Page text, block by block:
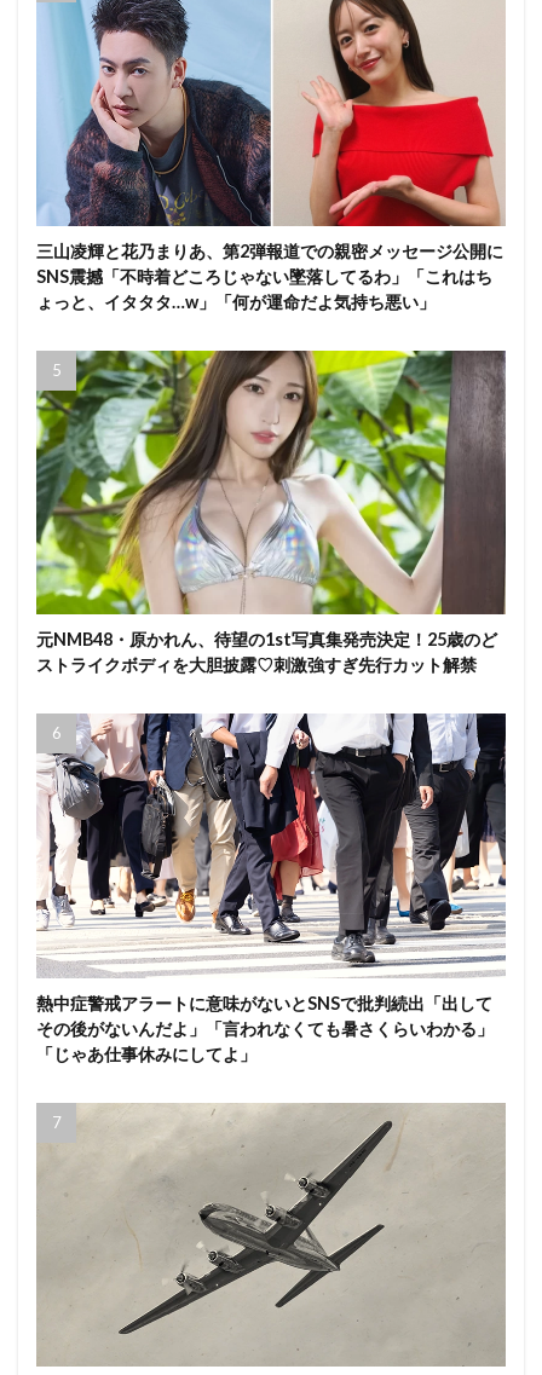
三山凌輝と花乃まりあ、第2弾報道での親密メッセージ公開に
SNS震撼「不時着どころじゃない墜落してるわ」「これはち
ょっと、イタタタ…w」「何が運命だよ気持ち悪い」
元NMB48・原かれん、待望の1st写真集発売決定！25歳のど
ストライクボディを大胆披露♡刺激強すぎ先行カット解禁
熱中症警戒アラートに意味がないとSNSで批判続出「出して
その後がないんだよ」「言われなくても暑さくらいわかる」
「じゃあ仕事休みにしてよ」